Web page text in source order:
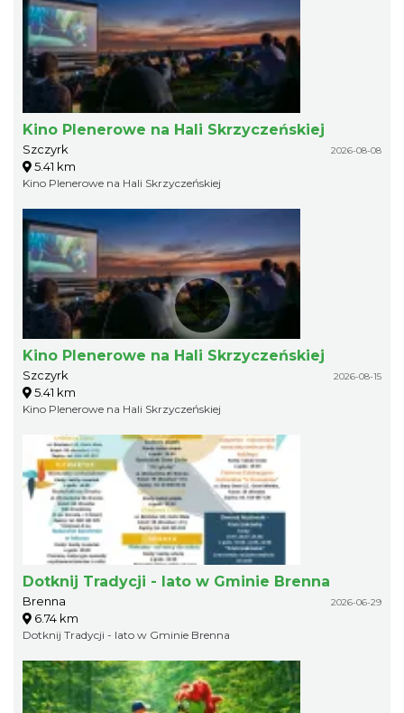
Kino Plenerowe na Hali Skrzyczeńskiej
Szczyrk 2026-08-08
5.41 km
Kino Plenerowe na Hali Skrzyczeńskiej
Kino Plenerowe na Hali Skrzyczeńskiej
Szczyrk 2026-08-15
5.41 km
Kino Plenerowe na Hali Skrzyczeńskiej
Dotknij Tradycji - lato w Gminie Brenna
Brenna 2026-06-29
6.74 km
Dotknij Tradycji - lato w Gminie Brenna